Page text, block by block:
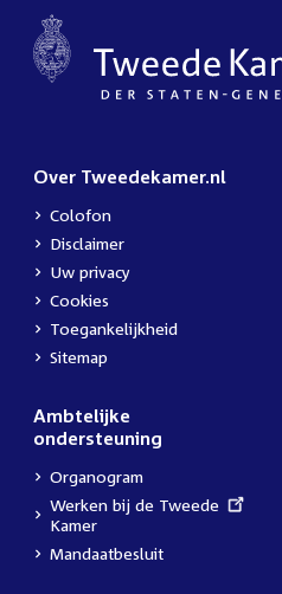
Over Tweedekamer.nl
Colofon
Disclaimer
Uw privacy
Cookies
Toegankelijkheid
Sitemap
Ambtelijke
ondersteuning
Organogram
External
link:
Werken bij de Tweede
Kamer
Mandaatbesluit